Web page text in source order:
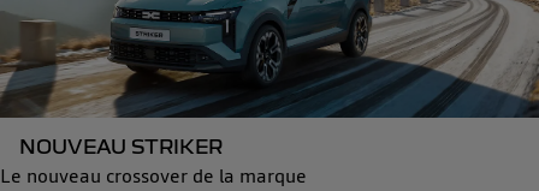
NOUVEAU STRIKER
Le nouveau crossover de la marque